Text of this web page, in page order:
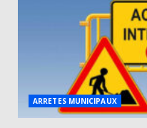
ARRETES MUNICIPAUX